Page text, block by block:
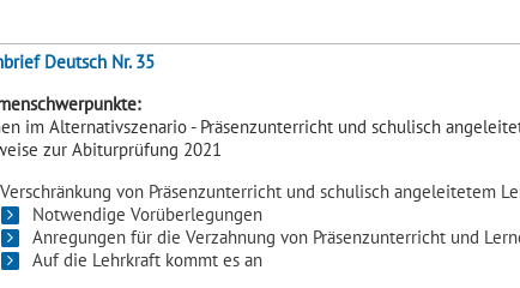
Deutsch Nr. 35
im Alternativszenario - Präsenzunterricht und schulisch
zur Abiturprüfung 2021
Verschränkung von Präsenzunterricht und schulisch angeleitetem
Notwendige Vorüberlegungen
Anregungen für die Verzahnung von Präsenzunterricht und
Auf die Lehrkraft kommt es an